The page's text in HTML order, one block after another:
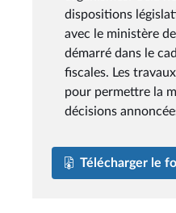
dispositions
avec le ministère
démarré dans le
fiscales. Les
pour permettre la
décisions
Télécharger le